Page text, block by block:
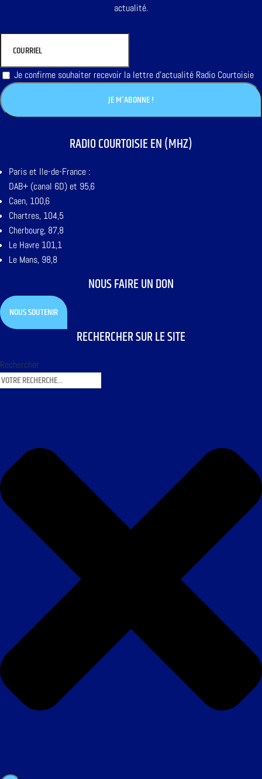
actualité.
Je confirme souhaiter recevoir la lettre d'actualité Radio Courtoisie
RADIO COURTOISIE EN (MHZ)
Paris et Ile-de-France :
DAB+ (canal 6D) et 95,6
Caen, 100,6
Chartres, 104,5
Cherbourg, 87,8
Le Havre 101,1
Le Mans, 98,8
NOUS FAIRE UN DON
NOUS SOUTENIR
RECHERCHER SUR LE SITE
Rechercher